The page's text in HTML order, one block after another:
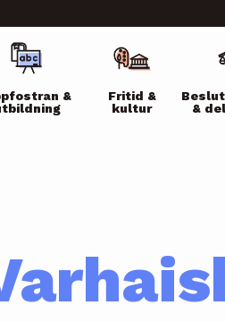
&
Fritid &
kultur
&